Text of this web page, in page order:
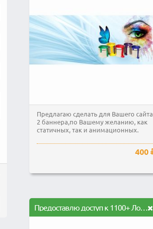
Предлагаю сделать для Вашего сайта
2 баннера,по Вашему желанию, как
статичных, так и анимационных.
400
Предоставлю доступ к 1100+ Логотипам